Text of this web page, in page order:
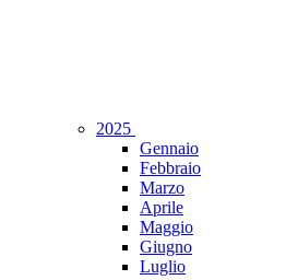
2025
Gennaio
Febbraio
Marzo
Aprile
Maggio
Giugno
Luglio